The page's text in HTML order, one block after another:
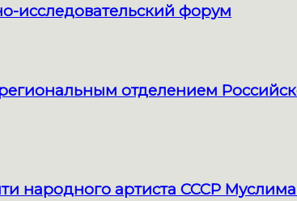
исследовательский форум
отделением
народного артиста СССР